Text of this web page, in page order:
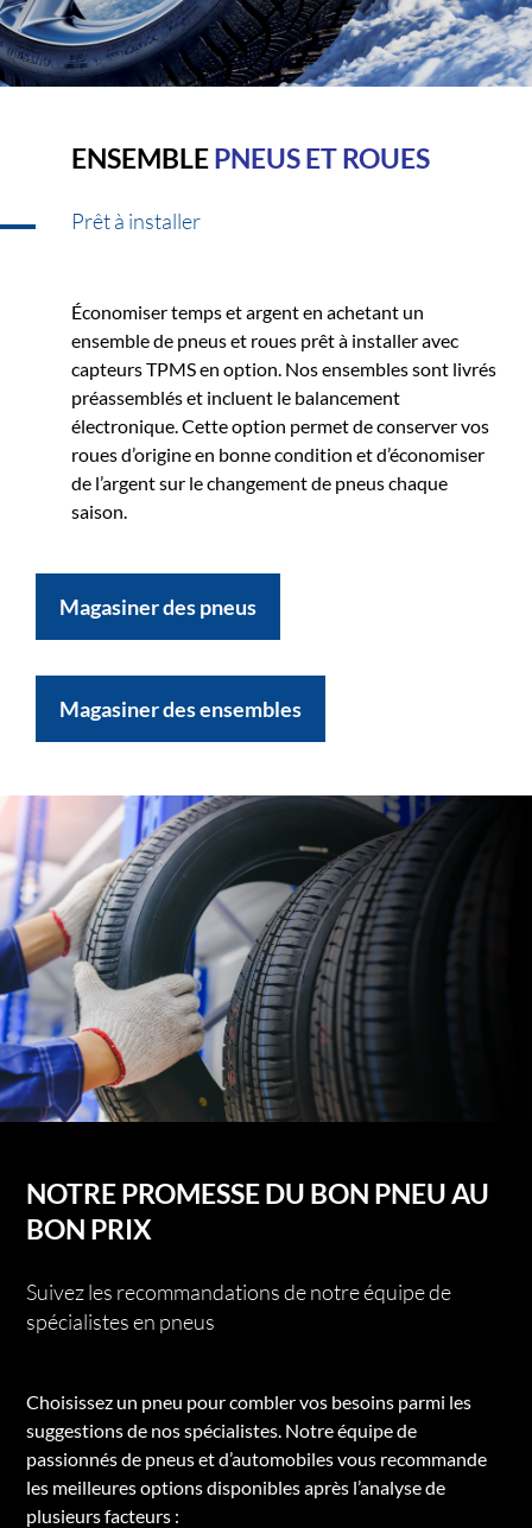
ENSEMBLEPNEUS ET ROUES
Prêt à installer
Économiser temps et argent en achetant un
ensemble de pneus et roues prêt à installer avec
capteurs TPMS en option. Nos ensembles sont livrés
préassemblés et incluent le balancement
électronique. Cette option permet de conserver vos
roues d’origine en bonne condition et d’économiser
de l’argent sur le changement de pneus chaque
saison.
Magasiner des pneus
Magasiner des ensembles
NOTRE PROMESSE DU BON PNEU AU
BON PRIX
Suivez les recommandations de notre équipe de
spécialistes en pneus
Choisissez un pneu pour combler vos besoins parmi les
suggestions de nos spécialistes. Notre équipe de
passionnés de pneus et d’automobiles vous recommande
les meilleures options disponibles après l’analyse de
plusieurs facteurs :